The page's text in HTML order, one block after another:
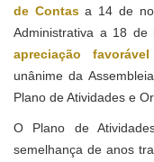
de Contasa 14 de
Administrativa a 18
apreciação
unânime da
Plano de Atividades e
O Plano de
semelhança de anos